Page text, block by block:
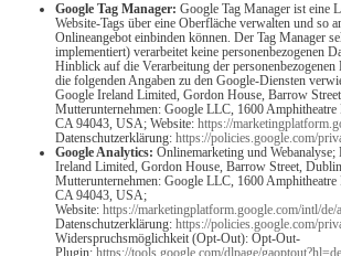
Google Tag Manager: Google Tag Manager ist eine
Website-Tags über eine Oberfläche verwalten und so
Onlineangebot einbinden können. Der Tag Manager
implementiert) verarbeitet keine personenbezogenen
Hinblick auf die Verarbeitung der
die folgenden Angaben zu den Google-Diensten
Google Ireland Limited, Gordon House, Barrow
Mutterunternehmen: Google LLC, 1600
CA 94043, USA; Website: https://
Datenschutzerklärung: https://policies.google.com/
Google Analytics: Onlinemarketing und Webanalyse;
Ireland Limited, Gordon House, Barrow Street,
Mutterunternehmen: Google LLC, 1600
CA 94043, USA;
Website: https://marketingplatform.google.com/intl/de/
Datenschutzerklärung: https://policies.google.com/
Widerspruchsmöglichkeit (Opt-Out): Opt-Out-